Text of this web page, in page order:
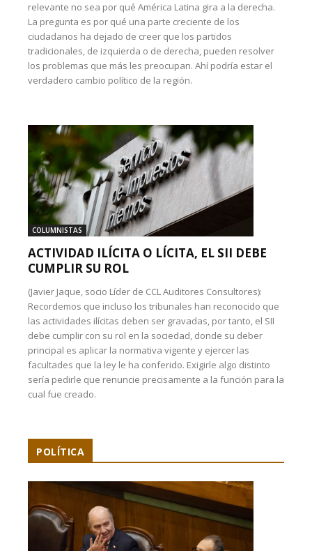
relevante no sea por qué América Latina gira a la derecha.
La pregunta es por qué una parte creciente de los
ciudadanos ha dejado de creer que los partidos
tradicionales, de izquierda o de derecha, pueden resolver
los problemas que más les preocupan. Ahí podría estar el
verdadero cambio político de la región.
COLUMNISTAS
ACTIVIDAD ILÍCITA O LÍCITA, EL SII DEBE
CUMPLIR SU ROL
(Javier Jaque, socio Líder de CCL Auditores Consultores):
Recordemos que incluso los tribunales han reconocido que
las actividades ilícitas deben ser gravadas, por tanto, el SII
debe cumplir con su rol en la sociedad, donde su deber
principal es aplicar la normativa vigente y ejercer las
facultades que la ley le ha conferido. Exigirle algo distinto
sería pedirle que renuncie precisamente a la función para la
cual fue creado.
POLÍTICA